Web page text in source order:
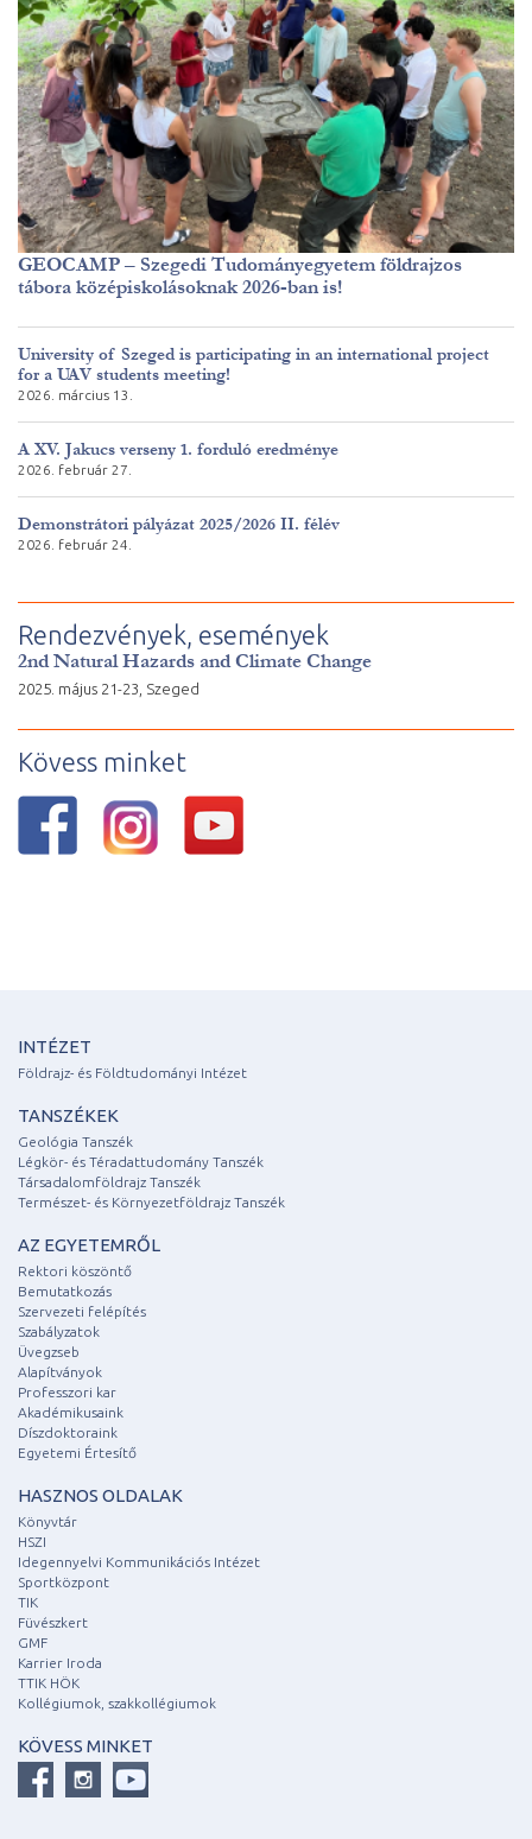
GEOCAMP – Szegedi Tudományegyetem földrajzos
tábora középiskolásoknak 2026-ban is!
University of Szeged is participating in an international project
for a UAV students meeting!
2026. március 13.
A XV. Jakucs verseny 1. forduló eredménye
2026. február 27.
Demonstrátori pályázat 2025/2026 II. félév
2026. február 24.
Rendezvények, események
2nd Natural Hazards and Climate Change
2025. május 21-23, Szeged
Kövess minket
INTÉZET
Földrajz- és Földtudományi Intézet
TANSZÉKEK
Geológia Tanszék
Légkör- és Téradattudomány Tanszék
Társadalomföldrajz Tanszék
Természet- és Környezetföldrajz Tanszék
AZ EGYETEMRŐL
Rektori köszöntő
Bemutatkozás
Szervezeti felépítés
Szabályzatok
Üvegzseb
Alapítványok
Professzori kar
Akadémikusaink
Díszdoktoraink
Egyetemi Értesítő
HASZNOS OLDALAK
Könyvtár
HSZI
Idegennyelvi Kommunikációs Intézet
Sportközpont
TIK
Füvészkert
GMF
Karrier Iroda
TTIK HÖK
Kollégiumok, szakkollégiumok
KÖVESS MINKET